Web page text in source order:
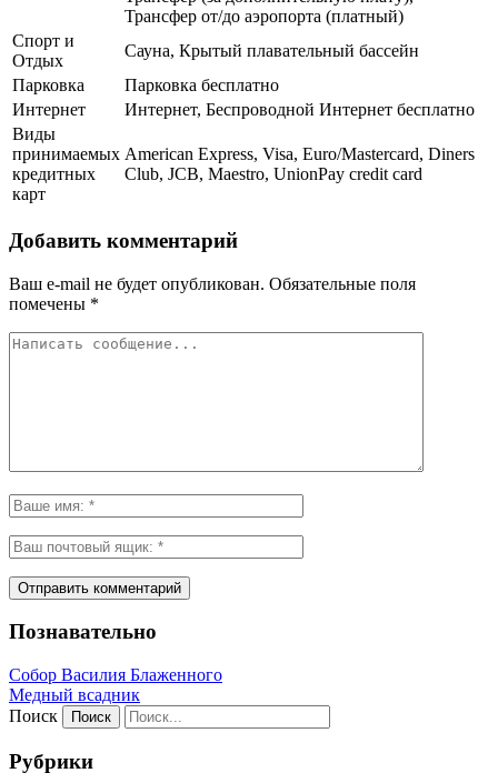
Трансфер от/до аэропорта (платный)
Спорт и
Отдых
Сауна, Крытый плавательный бассейн
Парковка
Парковка бесплатно
Интернет
Интернет, Беспроводной Интернет бесплатно
Виды
принимаемых
кредитных
карт
American Express, Visa, Euro/Mastercard, Diners
Club, JCB, Maestro, UnionPay credit card
Добавить комментарий
Ваш e-mail не будет опубликован. Обязательные поля
помечены *
Познавательно
Собор Василия Блаженного
Медный всадник
Поиск
Рубрики